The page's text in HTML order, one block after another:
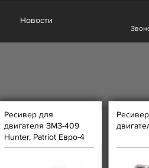
Новости
Ресивер для
двигателя ЗМЗ-409
Hunter, Patriot Евро-4